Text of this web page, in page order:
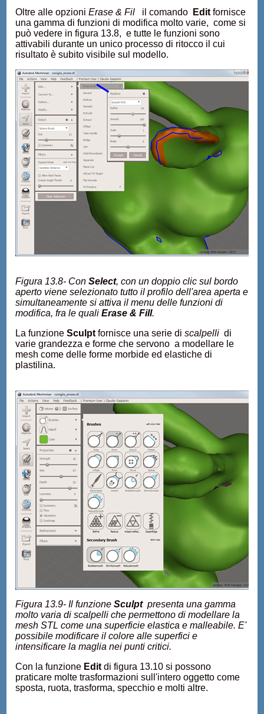
Oltre alle opzioniErase & Fil il comando Edit fornisce
una gamma di funzioni di modifica molto varie, come si
può vedere in figura 13.8, e tutte le funzioni sono
attivabili durante un unico processo di ritocco il cui
risultato è subito visibile sul modello.
Figura 13.8- ConSelect, con un doppio clic sul bordo
aperto viene selezionato tutto il profilo dell'area aperta e
simultaneamente si attiva il menu delle funzioni di
modifica, fra le qualiErase & Fill.
La funzioneSculpt fornisce una serie discalpelli di
varie grandezza e forme che servono a modellare le
mesh come delle forme morbide ed elastiche di
plastilina.
Figura 13.9- Il funzioneSculptpresenta una gamma
molto varia di scalpelli che permettono di modellare la
mesh STL come una superficie elastica e malleabile. E'
possibile modificare il colore alle superfici e
intensificare la maglia nei punti critici.
Con la funzione Edit di figura 13.10 si possono
praticare molte trasformazioni sull'intero oggetto come
sposta, ruota, trasforma, specchio e molti altre.